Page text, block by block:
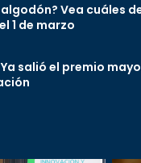
Vea cuáles
1 de marzo
Ya salió el premio